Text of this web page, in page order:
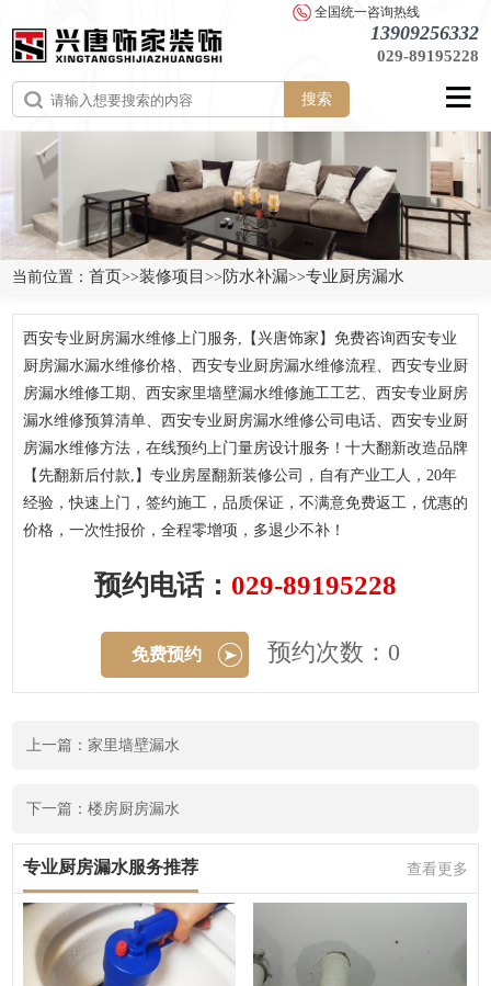
全国统一咨询热线
13909256332
029-89195228
搜索
当前位置：首页>>装修项目>> 防水补漏>>专业厨房漏水
西安专业厨房漏水维修上门服务,【兴唐饰家】免费咨询西安专业
厨房漏水漏水维修价格、西安专业厨房漏水维修流程、西安专业厨
房漏水维修工期、西安家里墙壁漏水维修施工工艺、西安专业厨房
漏水维修预算清单、西安专业厨房漏水维修公司电话、西安专业厨
房漏水维修方法，在线预约上门量房设计服务！十大翻新改造品牌
【先翻新后付款,】专业房屋翻新装修公司，自有产业工人，20年
经验，快速上门，签约施工，品质保证，不满意免费返工，优惠的
价格，一次性报价，全程零增项，多退少不补！
预约电话： 029-89195228
免费预约 预约次数：0
上一篇：家里墙壁漏水
下一篇：楼房厨房漏水
专业厨房漏水服务推荐 查看更多